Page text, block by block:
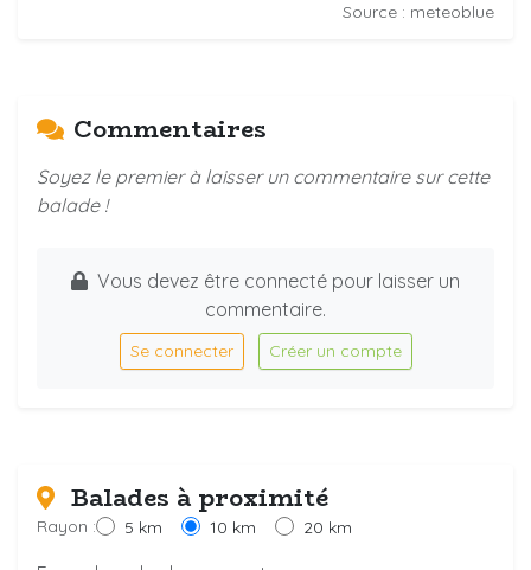
Source : meteoblue
Commentaires
Soyez le premier à laisser un commentaire sur cette
balade !
Vous devez être connecté pour laisser un
commentaire.
Se connecter Créer un compte
Balades à proximité
Rayon : 5 km 10 km 20 km